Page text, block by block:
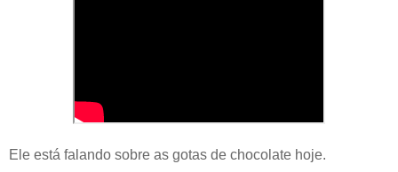
Ele está falando sobre as gotas de chocolate hoje.